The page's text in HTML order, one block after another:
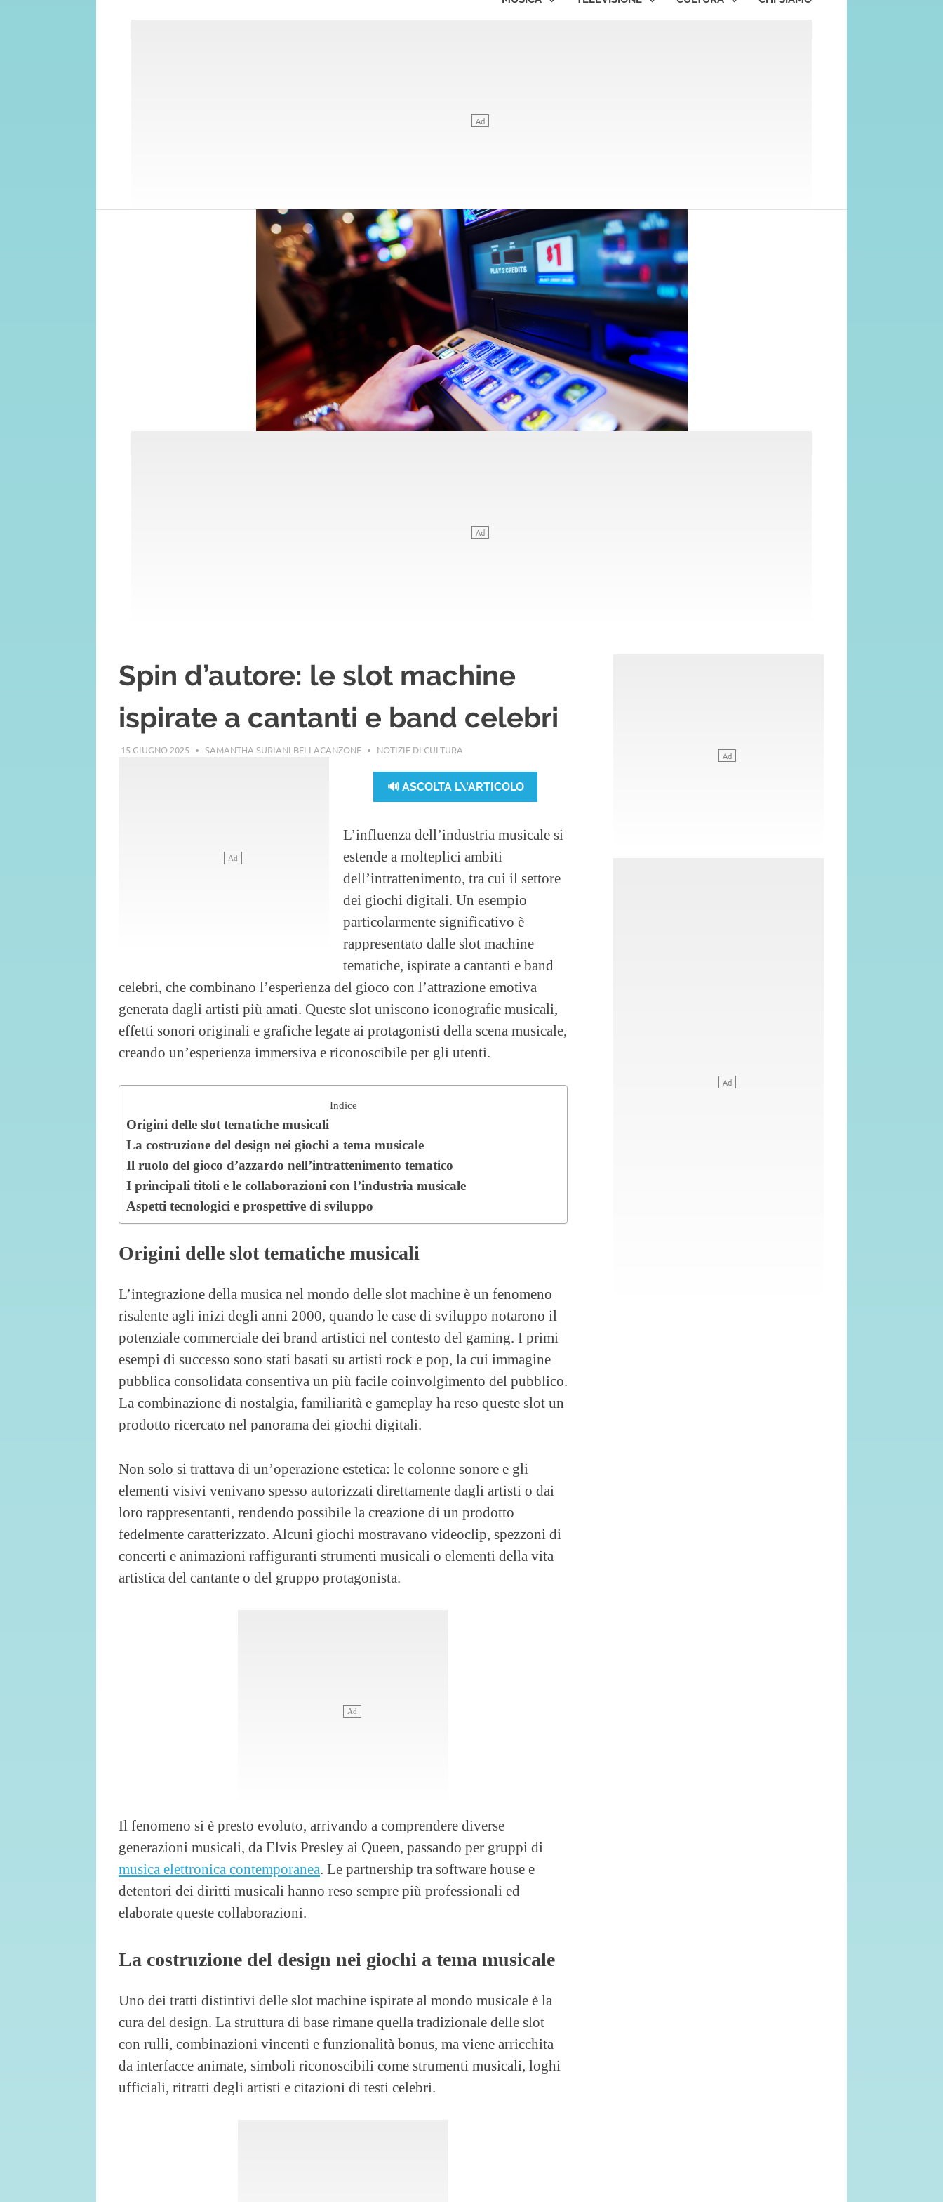
Spin d’autore: le slot machine
ispirate a cantanti e band celebri
15 GIUGNO 2025 SAMANTHA SURIANI BELLACANZONE NOTIZIE DI CULTURA
🔊 ASCOLTA L\'ARTICOLO
L’influenza dell’industria musicale si
estende a molteplici ambiti
dell’intrattenimento, tra cui il settore
dei giochi digitali. Un esempio
particolarmente significativo è
rappresentato dalle slot machine
tematiche, ispirate a cantanti e band
celebri, che combinano l’esperienza del gioco con l’attrazione emotiva
generata dagli artisti più amati. Queste slot uniscono iconografie musicali,
effetti sonori originali e grafiche legate ai protagonisti della scena musicale,
creando un’esperienza immersiva e riconoscibile per gli utenti.
Indice
Origini delle slot tematiche musicali
La costruzione del design nei giochi a tema musicale
Il ruolo del gioco d’azzardo nell’intrattenimento tematico
I principali titoli e le collaborazioni con l’industria musicale
Aspetti tecnologici e prospettive di sviluppo
Origini delle slot tematiche musicali
L’integrazione della musica nel mondo delle slot machine è un fenomeno
risalente agli inizi degli anni 2000, quando le case di sviluppo notarono il
potenziale commerciale dei brand artistici nel contesto del gaming. I primi
esempi di successo sono stati basati su artisti rock e pop, la cui immagine
pubblica consolidata consentiva un più facile coinvolgimento del pubblico.
La combinazione di nostalgia, familiarità e gameplay ha reso queste slot un
prodotto ricercato nel panorama dei giochi digitali.
Non solo si trattava di un’operazione estetica: le colonne sonore e gli
elementi visivi venivano spesso autorizzati direttamente dagli artisti o dai
loro rappresentanti, rendendo possibile la creazione di un prodotto
fedelmente caratterizzato. Alcuni giochi mostravano videoclip, spezzoni di
concerti e animazioni raffiguranti strumenti musicali o elementi della vita
artistica del cantante o del gruppo protagonista.
Il fenomeno si è presto evoluto, arrivando a comprendere diverse
generazioni musicali, da Elvis Presley ai Queen, passando per gruppi di
musica elettronica contemporanea. Le partnership tra software house e
detentori dei diritti musicali hanno reso sempre più professionali ed
elaborate queste collaborazioni.
La costruzione del design nei giochi a tema musicale
Uno dei tratti distintivi delle slot machine ispirate al mondo musicale è la
cura del design. La struttura di base rimane quella tradizionale delle slot
con rulli, combinazioni vincenti e funzionalità bonus, ma viene arricchita
da interfacce animate, simboli riconoscibili come strumenti musicali, loghi
ufficiali, ritratti degli artisti e citazioni di testi celebri.